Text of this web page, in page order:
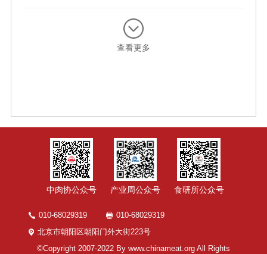
《中华人民共和国进出口食品
安全管理办法》规定，暂停接
受该企业自2022年7月21日后
启运牛肉的进口申报。上述信
日起暂停接受美国肉类生产企
业Swift Beef Company(注册编
号为3D)和Wayne Farms,
查看更多
中肉协公众号 产业周公众号 食研所公众号
010-68029319
010-68029319
北京市朝阳区朝阳门外大街223号
©Copyright 2007-2022 By www.chinameat.org All Rights